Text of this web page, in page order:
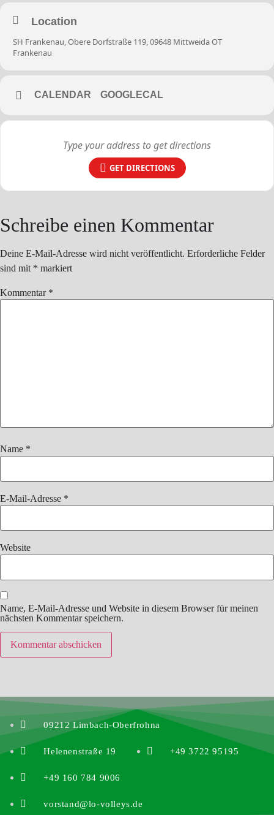
Location
SH Frankenau, Obere Dorfstraße 119, 09648 Mittweida OT
Frankenau
CALENDAR GOOGLECAL
GET DIRECTIONS
Schreibe einen Kommentar
Deine E-Mail-Adresse wird nicht veröffentlicht. Erforderliche Felder
sind mit * markiert
Kommentar *
Name *
E-Mail-Adresse *
Website
Name, E-Mail-Adresse und Website in diesem Browser für meinen
nächsten Kommentar speichern.
09212 Limbach-Oberfrohna
Helenenstraße 19 +49 3722 95195
+49 160 784 9006
vorstand@lo-volleys.de